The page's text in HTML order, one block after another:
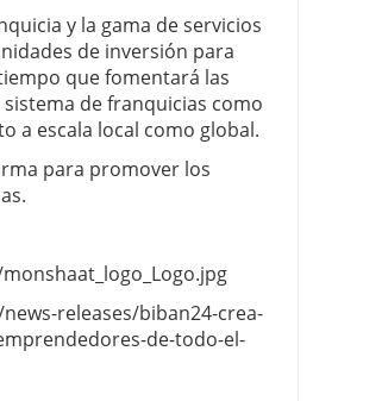
y la gama de servicios
de inversión para
que fomentará las
de franquicias como
a escala local como global.
para promover los
releases/biban24-crea-
de-todo-el-